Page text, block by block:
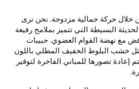
حركة جمالية مزدوجة. نحن نرى
البسيطة التي تتميز بملامح رفيعة
نهضة القوام العضوي. حبيبات
البلوط الخفيف المطلي باللون
تصورها للمباني الفاخرة لتوفير